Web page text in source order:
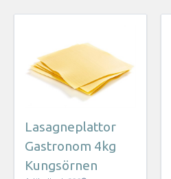
Lasagneplattor
Gastronom 4kg
Kungsörnen